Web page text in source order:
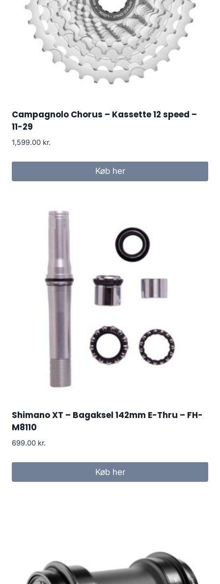
Campagnolo Chorus – Kassette 12 speed –
11-29
1,599.00 kr.
Køb her
Shimano XT – Bagaksel 142mm E-Thru – FH-
M8110
699.00 kr.
Køb her